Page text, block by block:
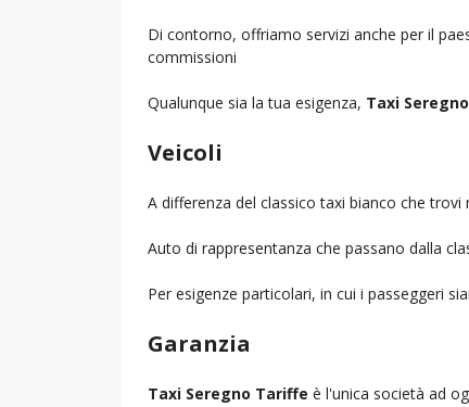
Di contorno, offriamo servizi anche per il
commissioni
Qualunque sia la tua esigenza, Taxi
Veicoli
A differenza del classico taxi bianco che
Auto di rappresentanza che passano dalla
Per esigenze particolari, in cui i passeggeri
Garanzia
Taxi Seregno Tariffe è l'unica società ad